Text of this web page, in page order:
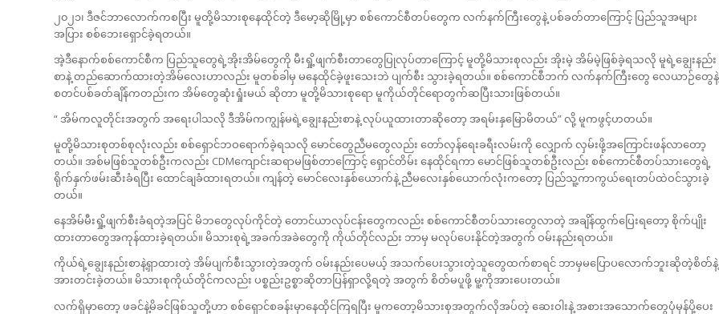
၂၀၂၁၊ ဒီဇင်ဘာလောက်ကစပြီး မူတို့မိသားစုနေထိုင်တဲ့ ဒီမော့ဆိုမြို့မှာ စစ်ကောင်စီတပ်တွေက လက်နက်ကြီးတွေနဲ့ ပစ်ခတ်တာကြောင့် ပြည်သူအများ
အပြား စစ်ဘေးရှောင်ခဲ့ရတယ်။
အဲ့ဒီနောက်စစ်ကောင်စီက ပြည်သူတွေရဲ့အိုးအိမ်တွေကို မီးရှို့ဖျက်စီးတာတွေပြုလုပ်တာကြောင့် မူတို့မိသားစုလည်း အိုးမဲ့ အိမ်မဲ့ဖြစ်ခဲ့ရသလို မူရဲ့ချွေးနည်း
စာနဲ့ တည်ဆောက်ထားတဲ့အိမ်လေးဟာလည်း မူတစ်ခါမှ မနေထိုင်ခဲ့ဖူးသေးဘဲ ပျက်စီး သွားခဲ့ရတယ်။ စစ်ကောင်စီဘက် လက်နက်ကြီးတွေ လေယာဉ်တွေနဲ့
စတင်ပစ်ခတ်ချိန်ကတည်းက အိမ်တွေဆုံးရှုံးမယ် ဆိုတာ မူတို့မိသားစုရော မူကိုယ်တိုင်ရောတွက်ဆပြီးသားဖြစ်တယ်။
“ အိမ်ကလူတိုင်းအတွက် အရေးပါသလို ဒီအိမ်ကကျွန်မရဲ့ချွေးနည်းစာနဲ့ လုပ်ယူထားတာဆိုတော့ အရမ်းနှမြောမိတယ်” လို့ မူကဖွင့်ဟတယ်။
မူတို့မိသားစုတစ်စုလုံးလည်း စစ်ရှောင်ဘဝရောက်ခဲ့ရသလို မောင်တွေညီမတွေလည်း တော်လှန်ရေးခရီးလမ်းကို လျှောက် လှမ်းဖို့အကြောင်းဖန်လာတော့
တယ်။ အစ်မဖြစ်သူတစ်ဦးကလည်း CDMကျောင်းဆရာမဖြစ်တာကြောင့် ရှောင်တိမ်း နေထိုင်ရကာ မောင်ဖြစ်သူတစ်ဦးလည်း စစ်ကောင်စီတပ်သားတွေရဲ့
ရိုက်နှက်ဖမ်းဆီးခံရပြီး ထောင်ချခံထားရတယ်။ ကျန်တဲ့ မောင်လေးနှစ်ယောက်နဲ့ ညီမလေးနှစ်ယောက်လုံးကတော့ ပြည်သူ့ကာကွယ်ရေးတပ်ထဲဝင်သွားခဲ့
တယ်။
နေအိမ်မီးရှို့ဖျက်စီးခံရတဲ့အပြင် မိဘတွေလုပ်ကိုင်တဲ့ တောင်ယာလုပ်ငန်းတွေကလည်း စစ်ကောင်စီတပ်သားတွေလာတဲ့ အချိန်ထွက်ပြေးရတော့ စိုက်ပျိုး
ထားတာတွေအကုန်ထားခဲ့ရတယ်။ မိသားစုရဲ့အခက်အခဲတွေကို ကိုယ်တိုင်လည်း ဘာမှ မလုပ်ပေးနိုင်တဲ့အတွက် ဝမ်းနည်းရတယ်။
ကိုယ်ရဲ့ချွေးနည်းစာနဲ့ရှာထားတဲ့ အိမ်ပျက်စီးသွားတဲ့အတွက် ဝမ်းနည်းပေမယ့် အသက်ပေးသွားတဲ့သူတွေထက်စာရင် ဘာမှမပြောပလောက်ဘူးဆိုတဲ့စိတ်နဲ့
အားတင်းခဲ့တယ်။ မိသားစုကိုယ်တိုင်ကလည်း ပစ္စည်းဥစ္စာဆိုတာပြန်ရှာလို့ရတဲ့ အတွက် စိတ်မပူဖို့ မူ့ကိုအားပေးတယ်။
လက်ရှိမှာတော့ ဖခင်နဲ့မိခင်ဖြစ်သူတို့ဟာ စစ်ရှောင်စခန်းမှာနေထိုင်ကြရပြီး မူကတော့မိသားစုအတွက်လိုအပ်တဲ့ ဆေးဝါးနဲ့ အစားအသောက်တွေပုံမှန်ပို့ပေး